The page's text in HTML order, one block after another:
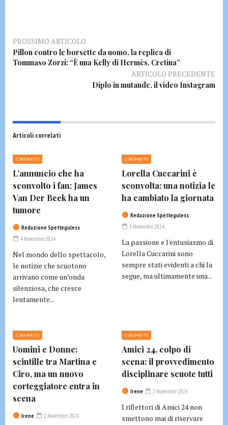
PROSSIMO ARTICOLO
Pillon contro le borsette da uomo, la replica di
Tommaso Zorzi: “È una Kelly di Hermès. Cretina”
ARTICOLO PRECEDENTE
Diplo in mutande, il video Instagram
Articoli correlati
CINEMA/TV
L’annuncio che ha
sconvolto i fan: James
Van Der Beek ha un
tumore
Redazione Spetteguless
4 Novembre 2024
Nel mondo dello spettacolo,
le notizie che scuotono
arrivano come un’onda
silenziosa, che cresce
lentamente...
CINEMA/TV
Lorella Cuccarini è
sconvolta: una notizia le
ha cambiato la giornata
Redazione Spetteguless
3 Novembre 2024
La passione e l'entusiasmo di
Lorella Cuccarini sono
sempre stati evidenti a chi la
segue, ma ultimamente una...
CINEMA/TV
Uomini e Donne:
scintille tra Martina e
Ciro, ma un nuovo
corteggiatore entra in
scena
Irene 2 Novembre 2024
CINEMA/TV
Amici 24, colpo di
scena: il provvedimento
disciplinare scuote tutti
Irene 2 Novembre 2024
I riflettori di Amici 24 non
smettono mai di riservare